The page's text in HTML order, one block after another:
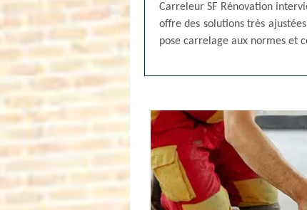
Carreleur SF Rénovation
offre des solutions très
pose carrelage aux normes et